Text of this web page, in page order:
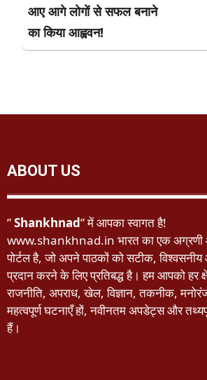
आए आगे लोगों से सफल बनाने
का किया आह्ववन!
ABOUT US
”Shankhnad” में आपका स्वागत है!
www.shankhnad.in भारत का एक अग्रणी
पोर्टल है, जो अपने पाठकों को सटीक, विश्वसनीय
प्रदान करने के लिए प्रतिबद्ध है। हम आपको हर
राजनीति, अपराध, खेल, विज्ञान, तकनीक,
महत्वपूर्ण घटनाएँ हों, नवीनतम अपडेट्स और
हैं।